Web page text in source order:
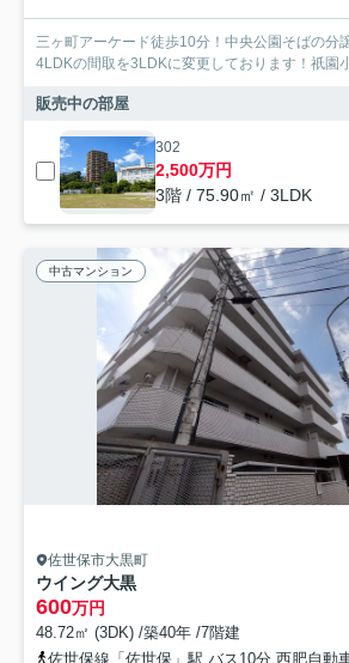
三ヶ町アーケード徒歩10分！中央公園そばの分
4LDKの間取を3LDKに変更しております！祇園
販売中の部屋
302
2,500万円
3階 / 75.90㎡ / 3LDK
中古マンション
佐世保市大黒町
ウイング大黒
600万円
48.72㎡ (3DK) /築40年 /7階建
佐世保線「佐世保」駅 バス10分 西肥自動車